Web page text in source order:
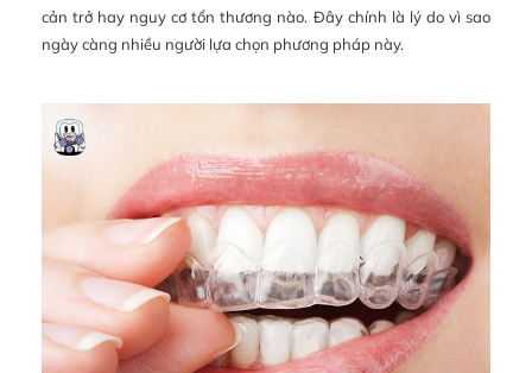
cản trở hay nguy cơ tổn thương nào. Đây chính là lý do vì sao
ngày càng nhiều người lựa chọn phương pháp này.